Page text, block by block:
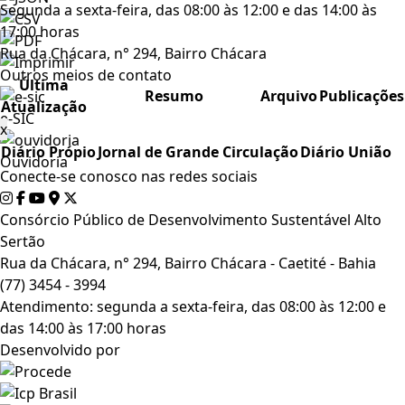
Segunda a sexta-feira, das 08:00 às 12:00 e das 14:00 às
17:00 horas
Rua da Chácara, n° 294, Bairro Chácara
Outros meios de contato
e-SIC
Ouvidoria
Última
Atualização
Resumo ArquivoPublicações
x
Diário PrópioJornal de Grande CirculaçãoDiário União
Conecte-se conosco nas redes sociais
Consórcio Público de Desenvolvimento Sustentável Alto
Sertão
Rua da Chácara, n° 294, Bairro Chácara - Caetité - Bahia
(77) 3454 - 3994
Atendimento: segunda a sexta-feira, das 08:00 às 12:00 e
das 14:00 às 17:00 horas
Desenvolvido por